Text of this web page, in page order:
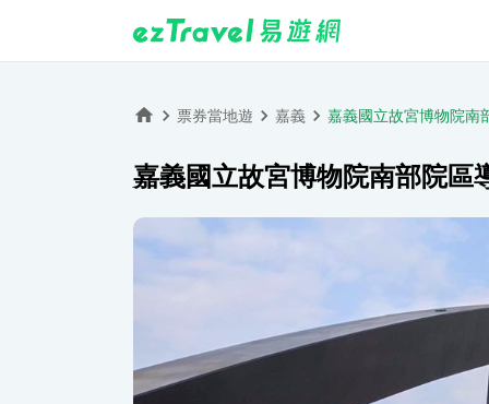
票券當地遊 嘉義 嘉義國立故宮博物院南
嘉義國立故宮博物院南部院區